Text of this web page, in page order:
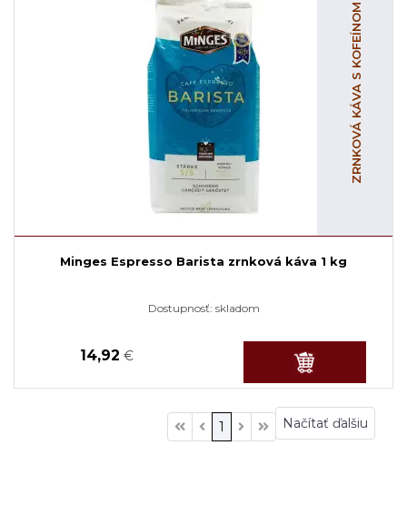
ZRNKOVÁ KÁVA S KOFEÍNOM
Minges Espresso Barista zrnková káva 1 kg
Dostupnosť: skladom
14,92 €
Načítať ďalšiu
1